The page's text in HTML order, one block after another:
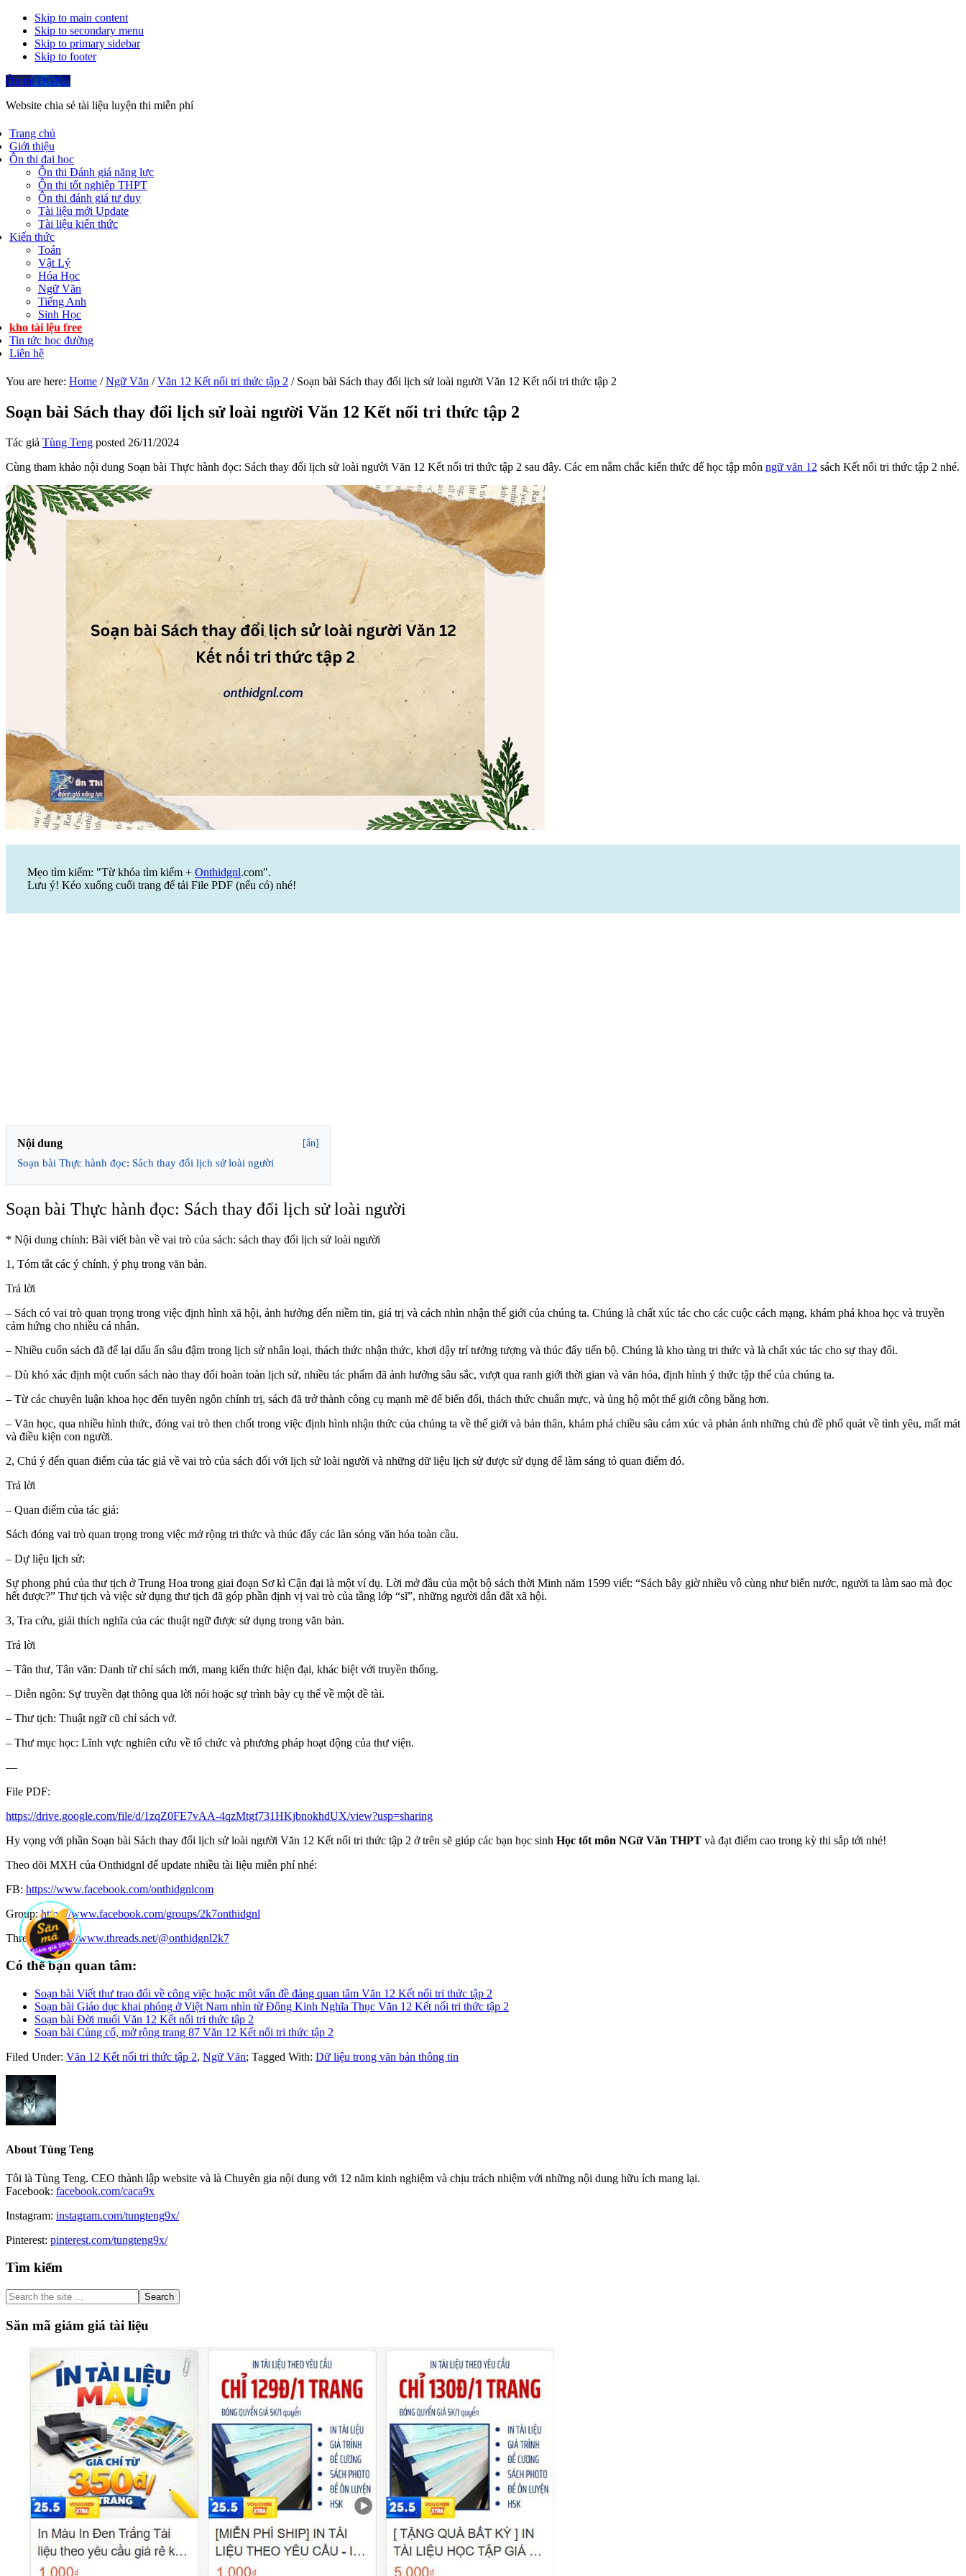
Skip to main content
Skip to secondary menu
Skip to primary sidebar
Skip to footer
Ôn thi ĐGNL
Website chia sẻ tài liệu luyện thi miễn phí
Trang chủ
Giới thiệu
Ôn thi đại học
Ôn thi Đánh giá năng lực
Ôn thi tốt nghiệp THPT
Ôn thi đánh giá tư duy
Tài liệu mới Update
Tài liệu kiến thức
Kiến thức
Toán
Vật Lý
Hóa Học
Ngữ Văn
Tiếng Anh
Sinh Học
kho tài lệu free
Tin tức học đường
Liên hệ
You are here: Home / Ngữ Văn / Văn 12 Kết nối tri thức tập 2 /Soạn bài Sách thay đổi lịch sử loài người Văn 12 Kết nối tri thức tập 2
Soạn bài Sách thay đổi lịch sử loài người Văn 12 Kết nối tri thức tập 2
Tác giả Tùng Teng posted 26/11/2024
Cùng tham khảo nội dung Soạn bài Thực hành đọc: Sách thay đổi lịch sử loài người Văn 12 Kết nối tri thức tập 2 sau đây. Các em nắm chắc kiến thức để học tập môn ngữ văn 12 sách Kết nối tri thức tập 2 nhé.
Mẹo tìm kiếm: "Từ khóa tìm kiếm + Onthidgnl.com".
Lưu ý! Kéo xuống cuối trang để tải File PDF (nếu có) nhé!
Nội dung [ẩn]
Soạn bài Thực hành đọc: Sách thay đổi lịch sử loài người
Soạn bài Thực hành đọc: Sách thay đổi lịch sử loài người
* Nội dung chính: Bài viết bàn về vai trò của sách: sách thay đổi lịch sử loài người
1, Tóm tắt các ý chính, ý phụ trong văn bản.
Trả lời
– Sách có vai trò quan trọng trong việc định hình xã hội, ảnh hưởng đến niềm tin, giá trị và cách nhìn nhận thế giới của chúng ta. Chúng là chất xúc tác cho các cuộc cách mạng, khám phá khoa học và truyền
cảm hứng cho nhiều cá nhân.
– Nhiều cuốn sách đã để lại dấu ấn sâu đậm trong lịch sử nhân loại, thách thức nhận thức, khơi dậy trí tưởng tượng và thúc đẩy tiến bộ. Chúng là kho tàng tri thức và là chất xúc tác cho sự thay đổi.
– Dù khó xác định một cuốn sách nào thay đổi hoàn toàn lịch sử, nhiều tác phẩm đã ảnh hưởng sâu sắc, vượt qua ranh giới thời gian và văn hóa, định hình ý thức tập thể của chúng ta.
– Từ các chuyên luận khoa học đến tuyên ngôn chính trị, sách đã trở thành công cụ mạnh mẽ để biến đổi, thách thức chuẩn mực, và ủng hộ một thế giới công bằng hơn.
– Văn học, qua nhiều hình thức, đóng vai trò then chốt trong việc định hình nhận thức của chúng ta về thế giới và bản thân, khám phá chiều sâu cảm xúc và phản ánh những chủ đề phổ quát về tình yêu, mất mát
và điều kiện con người.
2, Chú ý đến quan điểm của tác giả về vai trò của sách đối với lịch sử loài người và những dữ liệu lịch sử được sử dụng để làm sáng tỏ quan điểm đó.
Trả lời
– Quan điểm của tác giả:
Sách đóng vai trò quan trọng trong việc mở rộng tri thức và thúc đẩy các làn sóng văn hóa toàn cầu.
– Dự liệu lịch sử:
Sự phong phú của thư tịch ở Trung Hoa trong giai đoạn Sơ kì Cận đại là một ví dụ. Lời mở đầu của một bộ sách thời Minh năm 1599 viết: “Sách bây giờ nhiều vô cùng như biển nước, người ta làm sao mà đọc
hết được?” Thư tịch và việc sử dụng thư tịch đã góp phần định vị vai trò của tầng lớp “sĩ”, những người dẫn dắt xã hội.
3, Tra cứu, giải thích nghĩa của các thuật ngữ được sử dụng trong văn bản.
Trả lời
– Tân thư, Tân văn: Danh từ chỉ sách mới, mang kiến thức hiện đại, khác biệt với truyền thống.
– Diễn ngôn: Sự truyền đạt thông qua lời nói hoặc sự trình bày cụ thể về một đề tài.
– Thư tịch: Thuật ngữ cũ chỉ sách vở.
– Thư mục học: Lĩnh vực nghiên cứu về tổ chức và phương pháp hoạt động của thư viện.
—
File PDF:
https://drive.google.com/file/d/1zqZ0FE7vAA-4qzMtgf731HKjbnokhdUX/view?usp=sharing
Hy vọng với phần Soạn bài Sách thay đổi lịch sử loài người Văn 12 Kết nối tri thức tập 2 ở trên sẽ giúp các bạn học sinh Học tốt môn NGữ Văn THPT và đạt điểm cao trong kỳ thi sắp tới nhé!
Theo dõi MXH của Onthidgnl để update nhiều tài liệu miễn phí nhé:
FB: https://www.facebook.com/onthidgnlcom
Group:https://www.facebook.com/groups/2k7onthidgnl
Threads:https://www.threads.net/@onthidgnl2k7
Có thể bạn quan tâm:
Soạn bài Viết thư trao đổi về công việc hoặc một vấn đề đáng quan tâm Văn 12 Kết nối tri thức tập 2
Soạn bài Giáo dục khai phóng ở Việt Nam nhìn từ Đông Kinh Nghĩa Thục Văn 12 Kết nối tri thức tập 2
Soạn bài Đời muối Văn 12 Kết nối tri thức tập 2
Soạn bài Củng cố, mở rộng trang 87 Văn 12 Kết nối tri thức tập 2
Filed Under: Văn 12 Kết nối tri thức tập 2, Ngữ Văn; Tagged With: Dữ liệu trong văn bản thông tin
AboutTùng Teng
Tôi là Tùng Teng. CEO thành lập website và là Chuyên gia nội dung với 12 năm kinh nghiệm và chịu trách nhiệm với những nội dung hữu ích mang lại.
Facebook: facebook.com/caca9x
Instagram: instagram.com/tungteng9x/
Pinterest: pinterest.com/tungteng9x/
Primary
Sidebar
Tìm kiếm
Search
the
site
...
Săn mã giảm giá tài liệu